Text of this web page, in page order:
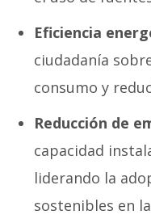
Eficiencia
ciudadanía
consumo y
Reducción de
capacidad
liderando la
sostenibles en